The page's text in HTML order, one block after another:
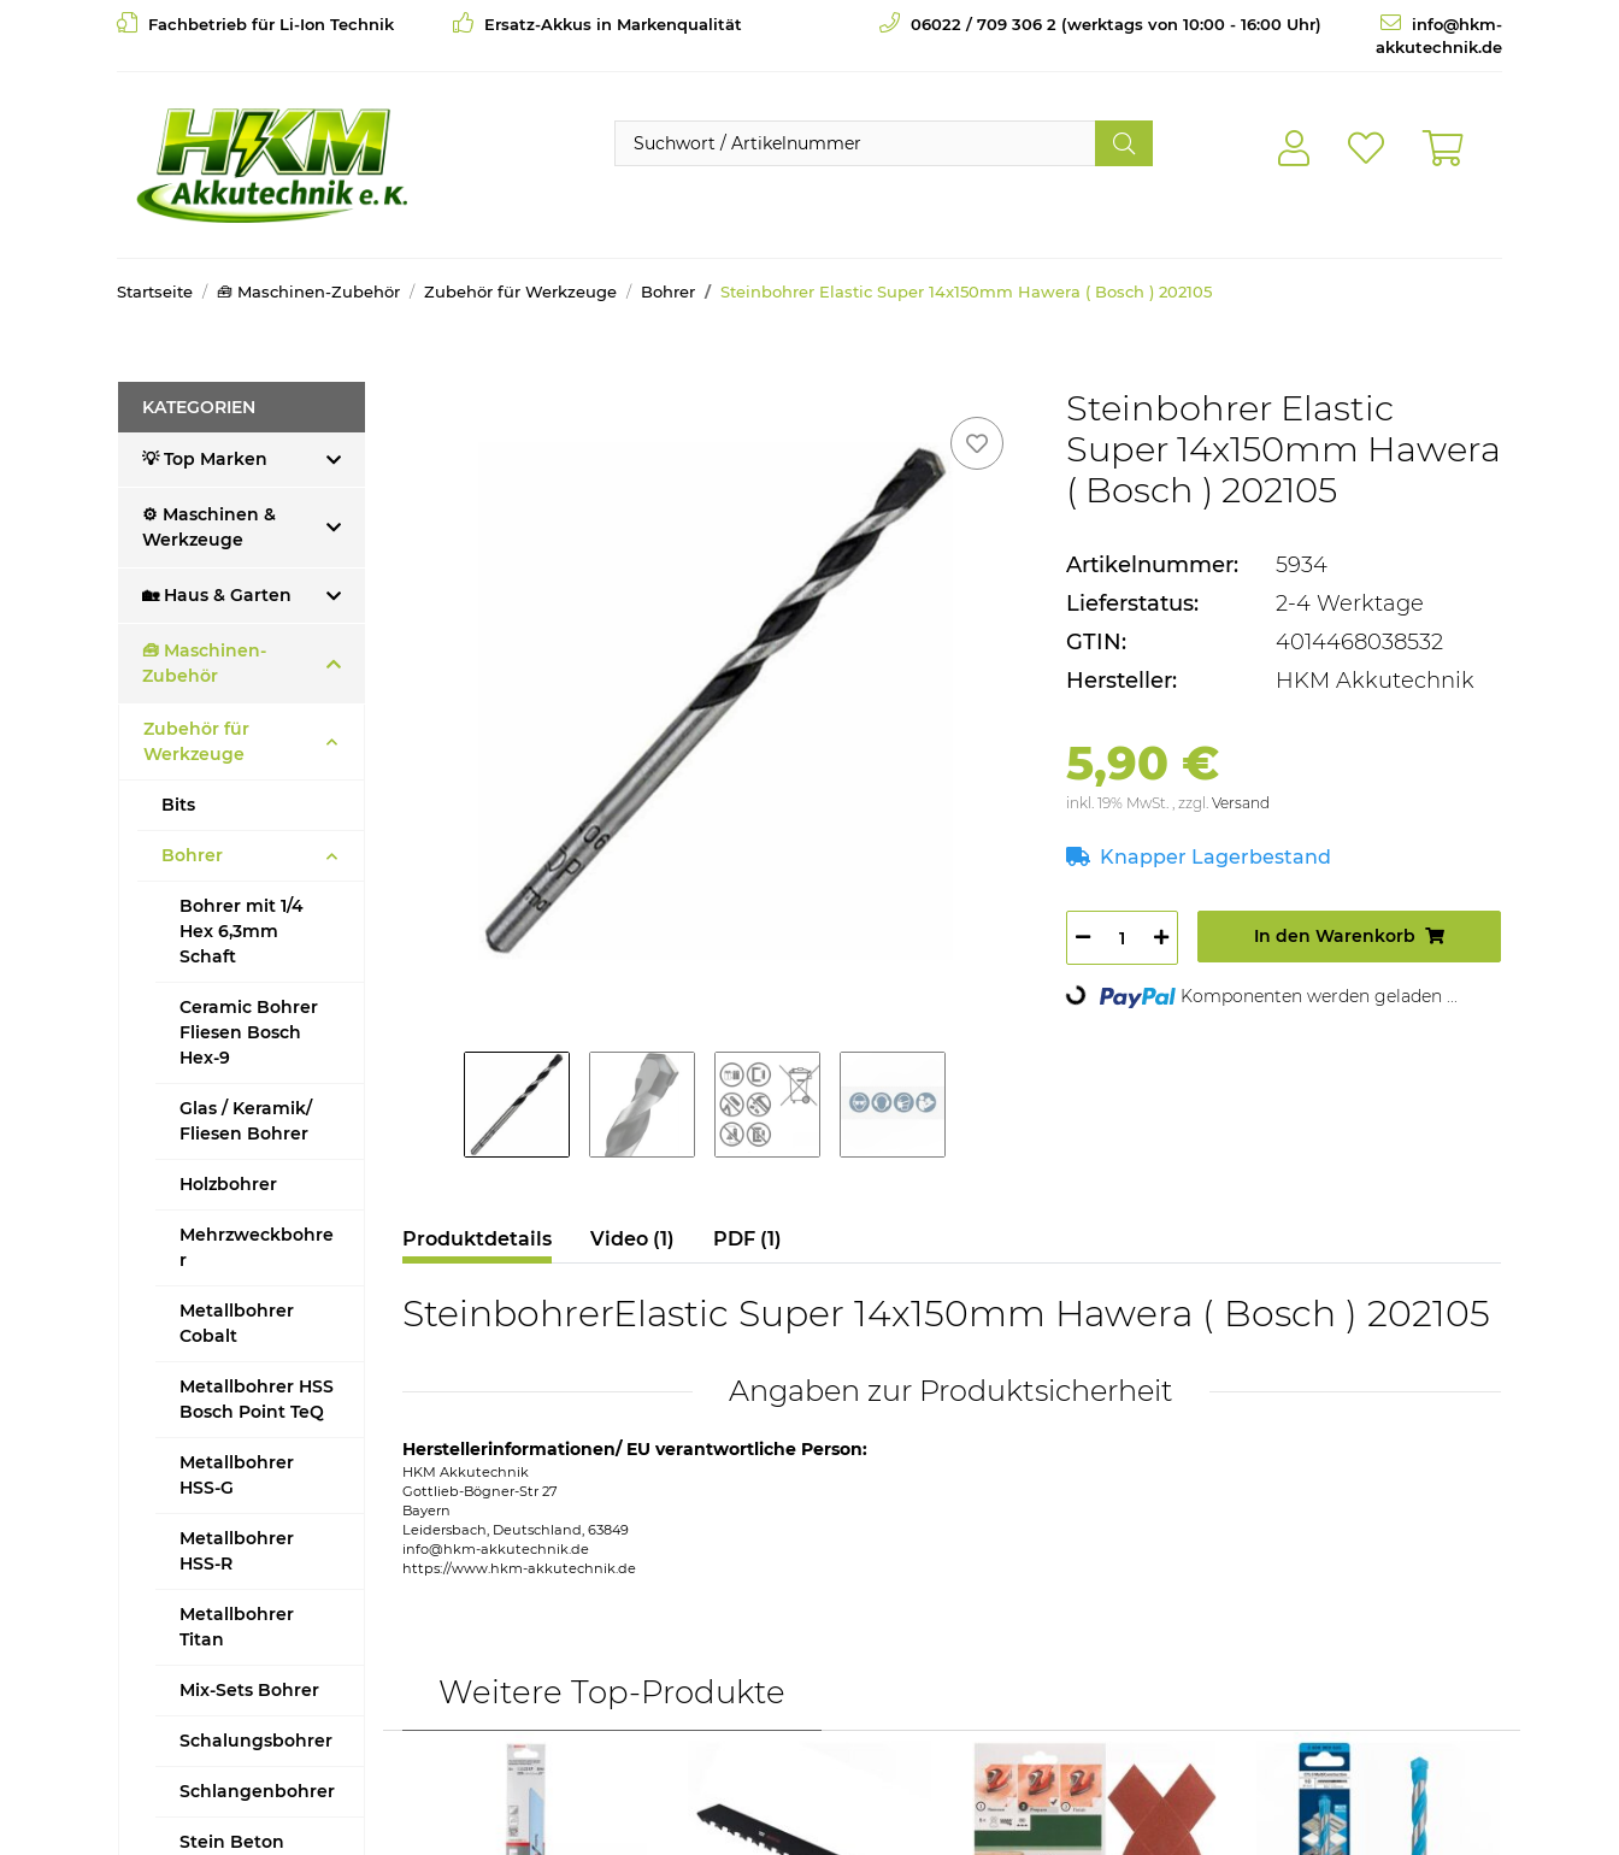
Fachbetrieb für Li-Ion Technik Ersatz-Akkus in Markenqualität 06022 / 709 306 2 (werktags von 10:00 - 16:00 Uhr)
info@hkm-
akkutechnik.de
Startseite 🧰 Maschinen-Zubehör Zubehör für Werkzeuge Bohrer Steinbohrer Elastic Super 14x150mm Hawera ( Bosch ) 202105
Steinbohrer Elastic
Super 14x150mm Hawera
( Bosch ) 202105
Artikelnummer:
5934
Lieferstatus:
2-4 Werktage
GTIN:
4014468038532
Hersteller:
HKM Akkutechnik
5,90 €
inkl. 19% MwSt. , zzgl. Versand
Knapper Lagerbestand
In den Warenkorb
Loading... Komponenten werden geladen ...
Produktdetails Video (1) PDF (1)
SteinbohrerElastic Super 14x150mm Hawera ( Bosch ) 202105
Angaben zur Produktsicherheit
Herstellerinformationen/ EU verantwortliche Person:
HKM Akkutechnik
Gottlieb-Bögner-Str 27
Bayern
Leidersbach, Deutschland, 63849
info@hkm-akkutechnik.de
https://www.hkm-akkutechnik.de
Weitere Top-Produkte
KATEGORIEN
💡 Top Marken
⚙️ Maschinen &
Werkzeuge
🏡 Haus & Garten
🧰 Maschinen-
Zubehör
Zubehör für
Werkzeuge
Bits
Bohrer
Bohrer mit 1/4
Hex 6,3mm
Schaft
Ceramic Bohrer
Fliesen Bosch
Hex-9
Glas / Keramik/
Fliesen Bohrer
Holzbohrer
Mehrzweckbohre
r
Metallbohrer
Cobalt
Metallbohrer HSS
Bosch Point TeQ
Metallbohrer
HSS-G
Metallbohrer
HSS-R
Metallbohrer
Titan
Mix-Sets Bohrer
Schalungsbohrer
Schlangenbohrer
Stein Beton